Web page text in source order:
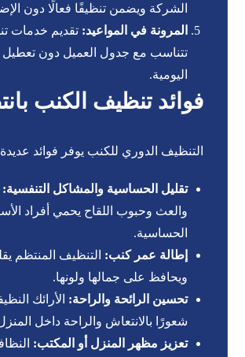
الشركة ويضمن تنظيفًا فعالًا دون
المرونة في المواعيد: تقديم خدمات
تتناسب مع جدول العميل دون تعطيل
اليومية.
فوائد تنظيف الكنب
التنظيف الدوري للكنب يوفر فوائد
تقليل الحساسية والمشاكل التنفسية:
والعث وحبوب اللقاح يحمي أفراد
الحساسية.
إطالة عمر كنب: التنظيف المنتظم
ويحافظ على جمالها ولونها.
تحسين الرائحة والراحة: الأرائك
شعورًا بالانتعاش والراحة داخل
تعزيز مظهر المنزل أو المكتب: